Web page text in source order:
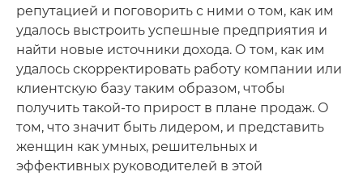
репутацией и поговорить с ними о том, как им
удалось выстроить успешные предприятия и
найти новые источники дохода. О том, как им
удалось скорректировать работу компании или
клиентскую базу таким образом, чтобы
получить такой-то прирост в плане продаж. О
том, что значит быть лидером, и представить
женщин как умных, решительных и
эффективных руководителей в этой